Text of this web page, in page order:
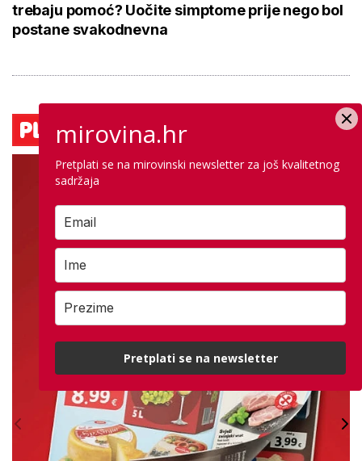
trebaju pomoć? Uočite simptome prije nego bol
postane svakodnevna
mirovina.hr
Pretplati se na mirovinski newsletter za još kvalitetnog
sadržaja
Pretplati se na newsletter